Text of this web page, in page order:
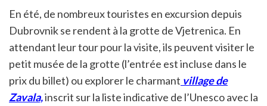
En été, de nombreux touristes en excursion depuis
Dubrovnik se rendent à la grotte de Vjetrenica. En
attendant leur tour pour la visite, ils peuvent visiter le
petit musée de la grotte (l’entrée est incluse dans le
prix du billet) ou explorer le charmant village de
Zavala,inscrit sur la liste indicative de l’Unesco avec la